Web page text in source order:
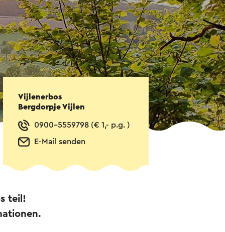
Vijlenerbos
Bergdorpje Vijlen
0900-5559798 (€ 1,- p.g. )
E-Mail senden
teil!